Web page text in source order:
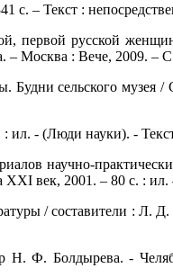
с. – Текст :
первой русской
– Москва : Вече, 2009. –
сельского музея
- (Люди науки). -
научно-
век, 2001. – 80 с. : ил.
/ составители :
Н. Ф. Болдырева. -